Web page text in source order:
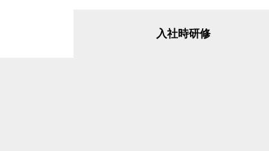
入社時研修